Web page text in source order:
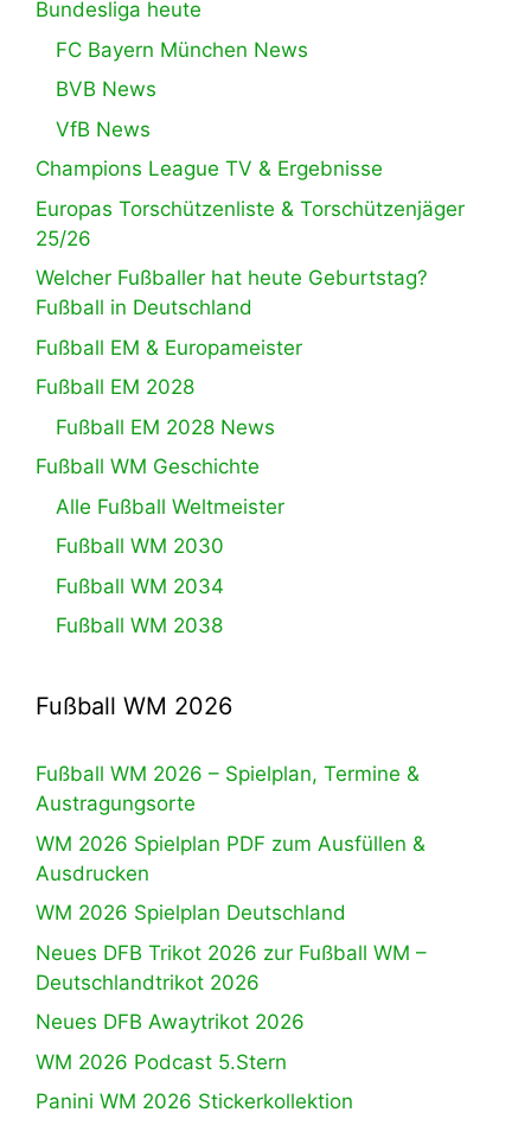
Bundesliga heute
FC Bayern München News
BVB News
VfB News
Champions League TV & Ergebnisse
Europas Torschützenliste & Torschützenjäger
25/26
Welcher Fußballer hat heute Geburtstag?
Fußball in Deutschland
Fußball EM & Europameister
Fußball EM 2028
Fußball EM 2028 News
Fußball WM Geschichte
Alle Fußball Weltmeister
Fußball WM 2030
Fußball WM 2034
Fußball WM 2038
Fußball WM 2026
Fußball WM 2026 – Spielplan, Termine &
Austragungsorte
WM 2026 Spielplan PDF zum Ausfüllen &
Ausdrucken
WM 2026 Spielplan Deutschland
Neues DFB Trikot 2026 zur Fußball WM –
Deutschlandtrikot 2026
Neues DFB Awaytrikot 2026
WM 2026 Podcast 5.Stern
Panini WM 2026 Stickerkollektion